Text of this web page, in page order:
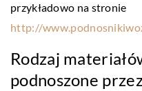
przykładowo na stronie
http://
Rodzaj
podnoszone